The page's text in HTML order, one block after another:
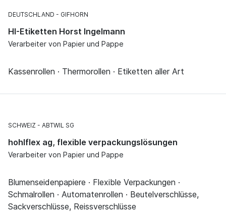
DEUTSCHLAND GIFHORN
HI-Etiketten Horst Ingelmann
Verarbeiter von Papier und Pappe
Kassenrollen · Thermorollen · Etiketten aller Art
SCHWEIZ ABTWIL SG
hohlflex ag, flexible verpackungslösungen
Verarbeiter von Papier und Pappe
Blumenseidenpapiere · Flexible Verpackungen ·
Schmalrollen · Automatenrollen · Beutelverschlüsse,
Sackverschlüsse, Reissverschlüsse